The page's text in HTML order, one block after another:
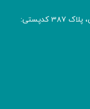
آدرس: پسـتی تهران، خیابان طالقانی، میدان فلسطین، پلاک 387 کدپستی: